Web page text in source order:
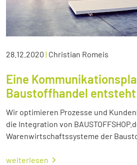
28.12.2020 | Christian Romeis
Eine
Baustoffhandel entsteht
Wir optimieren Prozesse und
die Integration von
Warenwirtschaftssysteme der
weiterlesen